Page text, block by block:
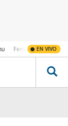
Fenómeno de El
EN VIVO